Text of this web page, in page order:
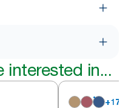
interested in...
+17